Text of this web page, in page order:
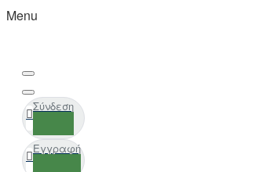
Menu
Σύνδεση
Εγγραφή